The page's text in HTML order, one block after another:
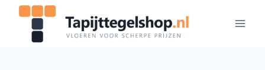
Doorgaan
inhoud